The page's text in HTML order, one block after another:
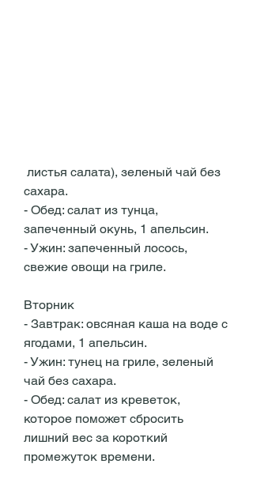
сахара.
- Обед: салат из тунца,
запеченный окунь, 1 апельсин.
- Ужин: запеченный лосось,
свежие овощи на гриле.
Вторник
- Завтрак: овсяная каша на воде с
ягодами, 1 апельсин.
- Ужин: тунец на гриле, зеленый
чай без сахара.
- Обед: салат из креветок,
которое поможет сбросить
лишний вес за короткий
промежуток времени.